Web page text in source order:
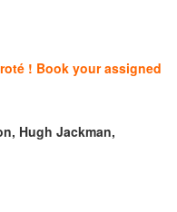
! Book your assigned
Hugh Jackman,